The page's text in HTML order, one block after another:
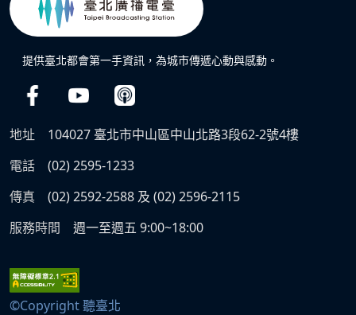
提供臺北都會第一手資訊，為城市傳遞心動與感動。
地址
104027 臺北市中山區中山北路3段62-2號4樓
電話
(02) 2595-1233
傳真
(02) 2592-2588 及 (02) 2596-2115
服務時間
週一至週五 9:00~18:00
©Copyright 聽臺北